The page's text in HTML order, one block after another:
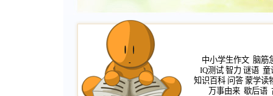
中小学生作文 脑筋
IQ测试 智力 谜语 童
知识百科 问答 蒙学读
万事由来 歇后语